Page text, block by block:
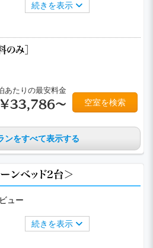
続きを表示
み］
あたりの最安料金
￥33,786～ 空室を検索
ンをすべて表示する
ンベッド2台＞
ュー
続きを表示